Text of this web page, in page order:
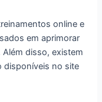
online e
em aprimorar
disso, existem
disponíveis no site